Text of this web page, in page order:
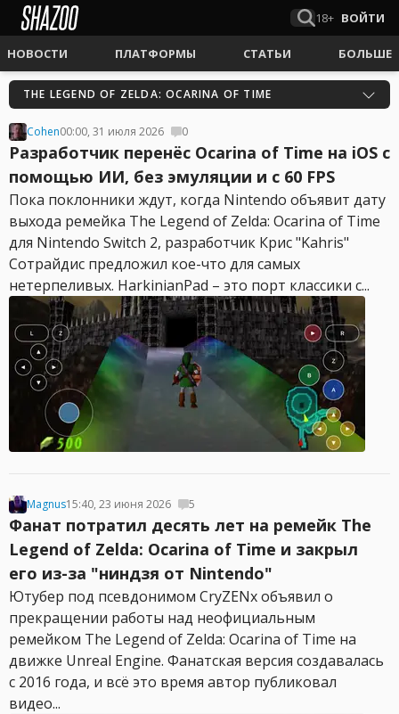
18+ ВОЙТИ
НОВОСТИ ПЛАТФОРМЫ СТАТЬИ БОЛЬШЕ
THE LEGEND OF ZELDA: OCARINA OF TIME
Cohen00:00, 31 июля 2026 0
Разработчик перенёс Ocarina of Time на iOS с
помощью ИИ, без эмуляции и с 60 FPS
Пока поклонники ждут, когда Nintendo объявит дату
выхода ремейка The Legend of Zelda: Ocarina of Time
для Nintendo Switch 2, разработчик Крис "Kahris"
Сотрайдис предложил кое-что для самых
нетерпеливых. HarkinianPad – это порт классики с...
Magnus15:40, 23 июня 2026 5
Фанат потратил десять лет на ремейк The
Legend of Zelda: Ocarina of Time и закрыл
его из-за "ниндзя от Nintendo"
Ютубер под псевдонимом CryZENx объявил о
прекращении работы над неофициальным
ремейком The Legend of Zelda: Ocarina of Time на
движке Unreal Engine. Фанатская версия создавалась
с 2016 года, и всё это время автор публиковал
видео...